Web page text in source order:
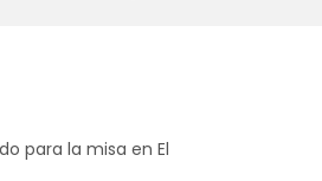
para la misa en El